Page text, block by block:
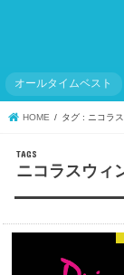
オールタイムベスト
HOME タグ : ニコラ
ニコラスウィ